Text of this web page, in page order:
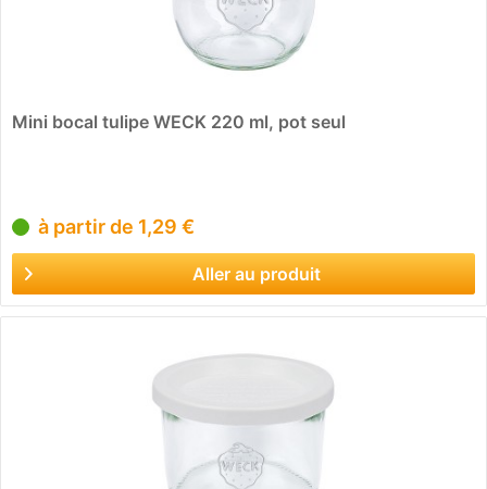
Mini bocal tulipe WECK 220 ml, pot seul
à partir de 1,29 €
Aller au produit